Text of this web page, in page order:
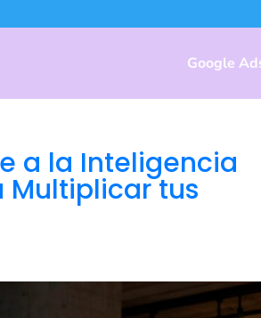
Google
a la Inteligencia
Multiplicar tus